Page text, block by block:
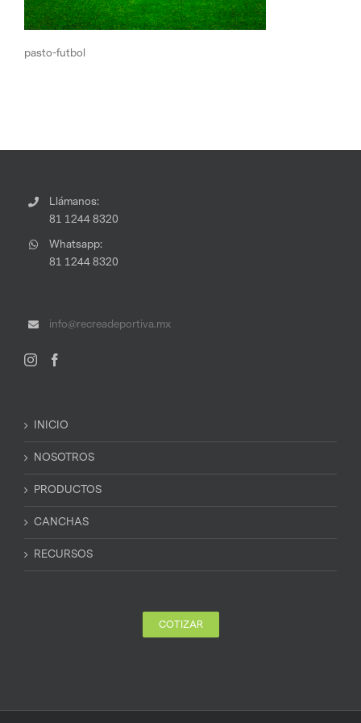
pasto-futbol
Llámanos:
81 1244 8320
Whatsapp:
81 1244 8320
info@recreadeportiva.mx
INICIO
NOSOTROS
PRODUCTOS
CANCHAS
RECURSOS
COTIZAR